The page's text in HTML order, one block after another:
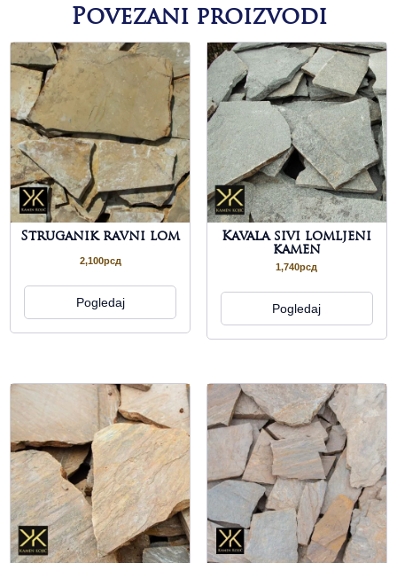
Povezani proizvodi
Struganik ravni lom
2,100рсд
Pogledaj
Kavala sivi lomljeni
kamen
1,740рсд
Pogledaj